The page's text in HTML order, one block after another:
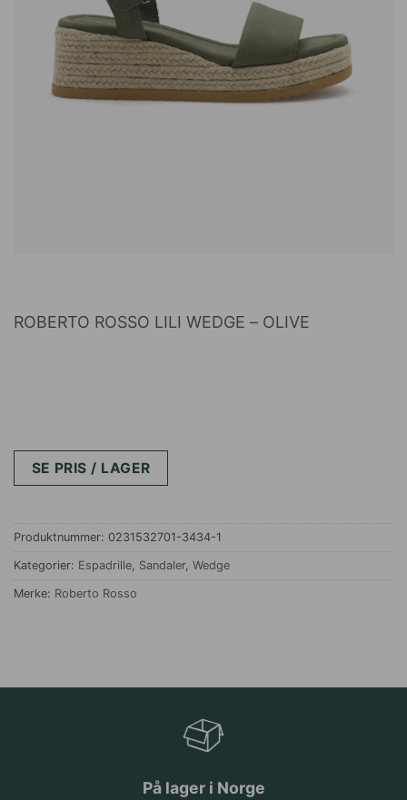
ROBERTO ROSSO LILI WEDGE – OLIVE
SE PRIS / LAGER
Produktnummer: 0231532701-3434-1
Kategorier: Espadrille Sandaler, Wedge
Merke: Roberto Rosso
På lager i Norge